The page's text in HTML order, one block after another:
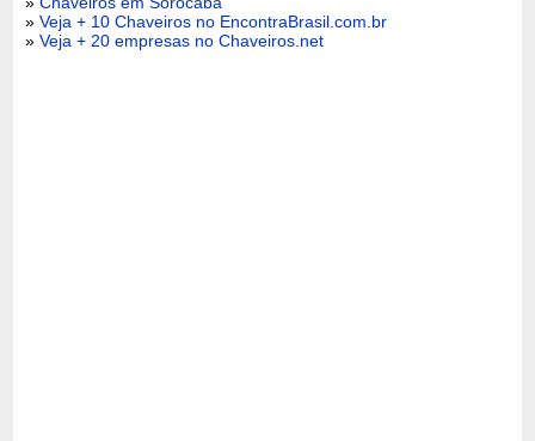
»Veja + 10 Chaveiros no EncontraBrasil.com.br
»Veja + 20 empresas no Chaveiros.net